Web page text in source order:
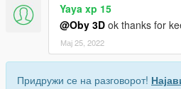
Yaya xp 15
@Oby 3D ok thanks for
Мај 25, 2022
Придружи се на разговорот!